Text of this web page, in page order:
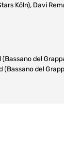
Köln), Davi
del
(Bassano del